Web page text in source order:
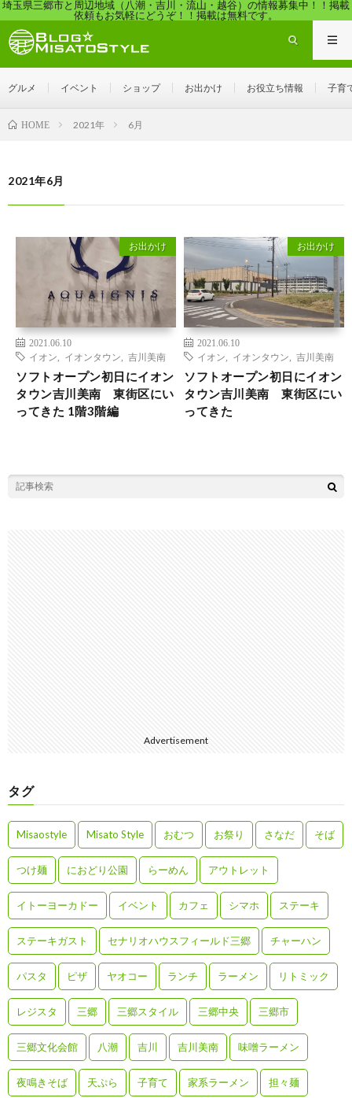
埼玉県三郷市と周辺地域（八潮・吉川・流山・越谷）の情報募集中！！掲載
依頼もお気軽にどうぞ！！掲載は無料です。
グルメ イベント ショップ お出かけ お役立ち情報 子育
HOME 2021年 6月
2021年6月
お出かけ
2021.06.10
イオン
イオンタウン 吉川美南
ソフトオープン初日にイオン
タウン吉川美南 東街区にい
ってきた 1階3階編
お出かけ
2021.06.10
イオン
イオンタウン 吉川美南
ソフトオープン初日にイオン
タウン吉川美南 東街区にい
ってきた
Advertisement
タグ
Misaostyle Misato Style おむつ お祭り さなだ そば
つけ麺 におどり公園 らーめん アウトレット
イトーヨーカドー イベント カフェ シマホ ステーキ
ステーキガスト セナリオハウスフィールド三郷 チャーハン
パスタ ピザ ヤオコー ランチ ラーメン リトミック
レジスタ 三郷 三郷スタイル 三郷中央 三郷市
三郷文化会館 八潮 吉川 吉川美南 味噌ラーメン
夜鳴きそば 天ぷら 子育て 家系ラーメン 担々麺